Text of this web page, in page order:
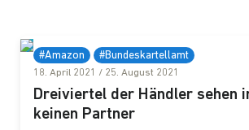
#Amazon #Bundeskartellamt
18. April 2021 / 25. August 2021
Dreiviertel der Händler sehen
keinen Partner​